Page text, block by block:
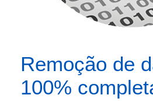
Remoção de
100%